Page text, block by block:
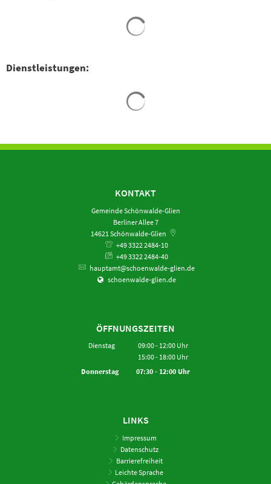
Dienstleistungen:
KONTAKT
Gemeinde Schönwalde-Glien
Berliner Allee 7
14621 Schönwalde-Glien
+49 3322 2484-10
+49 3322 2484-40
hauptamt@schoenwalde-glien.de
schoenwalde-glien.de
ÖFFNUNGSZEITEN
Dienstag 09:00- 12:00Uhr
Von 09:00 bis 12:00 Uhr
15:00- 18:00Uhr
Von 15:00 bis 18:00 Uhr
Donnerstag 07:30- 12:00Uhr
LINKS
Impressum
Datenschutz
Barrierefreiheit
Leichte Sprache